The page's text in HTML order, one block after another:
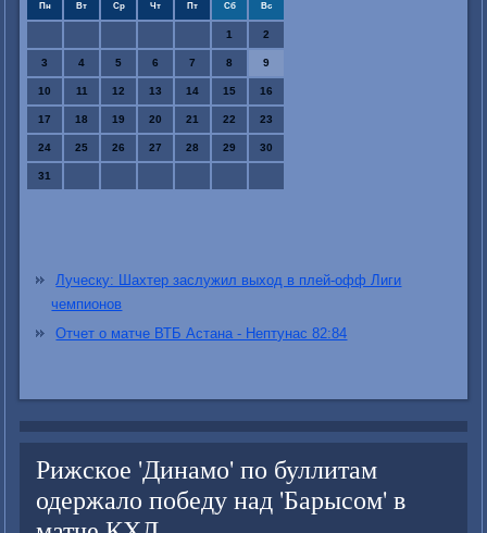
Пн Вт Ср Чт Пт Сб Вс
1 2
3 4 5 6 7 8 9
10 11 12 13 14 15 16
17 18 19 20 21 22 23
24 25 26 27 28 29 30
31
Луческу: Шахтер заслужил выход в плей-офф Лиги
чемпионов
Отчет о матче ВТБ Астана - Нептунас 82:84
Рижское 'Динамо' по буллитам
одержало победу над 'Барысом' в